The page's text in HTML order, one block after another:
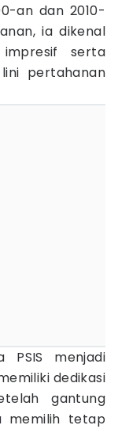
an dan 2010-
ia dikenal
serta
pertahanan
PSIS menjadi
dedikasi
gantung
memilih tetap